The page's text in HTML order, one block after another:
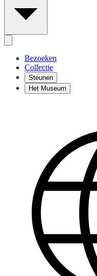
Bezoeken
Collectie
Steunen
Het Museum